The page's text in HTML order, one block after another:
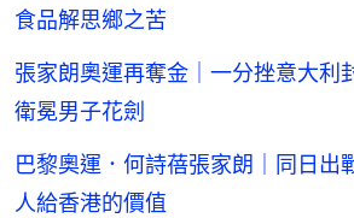
食品解思鄉之苦
張家朗奧運再奪金｜一分挫意大
衛冕男子花劍
巴黎奧運．何詩蓓張家朗｜同日
人給香港的價值